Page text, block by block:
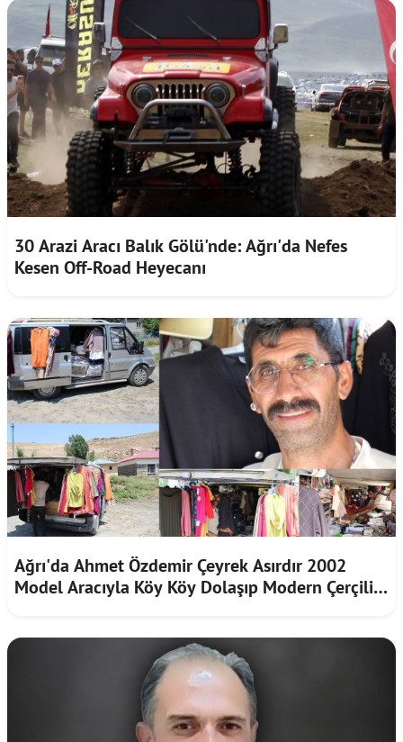
30 Arazi Aracı Balık Gölü'nde: Ağrı'da Nefes
Kesen Off-Road Heyecanı
Ağrı'da Ahmet Özdemir Çeyrek Asırdır 2002
Model Aracıyla Köy Köy Dolaşıp Modern Çerçilik